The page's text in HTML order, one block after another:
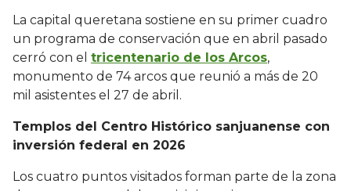
La capital queretana sostiene en su primer cuadro
un programa de conservación que en abril pasado
cerró con el tricentenario de los Arcos,
monumento de 74 arcos que reunió a más de 20
mil asistentes el 27 de abril.
Templos del Centro Histórico sanjuanense con
inversión federal en 2026
Los cuatro puntos visitados forman parte de la zona